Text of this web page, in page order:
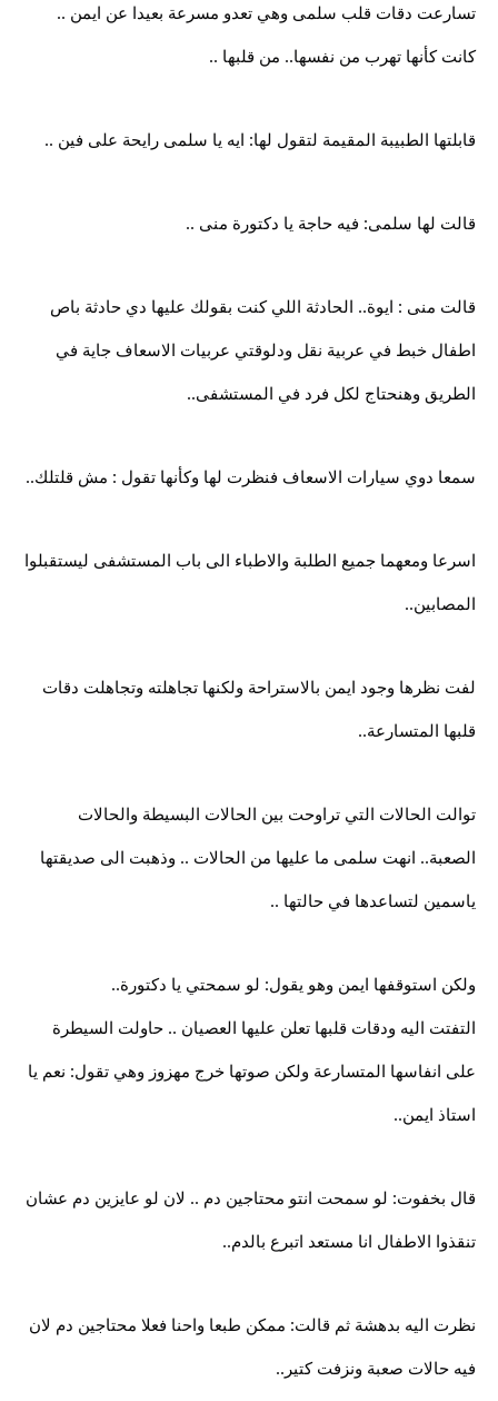
تسارعت دقات قلب سلمى وهي تعدو مسرعة بعيدا عن ايمن ..
كانت كأنها تهرب من نفسها.. من قلبها ..
قابلتها الطبيبة المقيمة لتقول لها: ايه يا سلمى رايحة على فين ..
قالت لها سلمى: فيه حاجة يا دكتورة منى ..
قالت منى : ايوة.. الحادثة اللي كنت بقولك عليها دي حادثة باص
اطفال خبط في عربية نقل ودلوقتي عربيات الاسعاف جاية في
الطريق وهنحتاج لكل فرد في المستشفى..
سمعا دوي سيارات الاسعاف فنظرت لها وكأنها تقول : مش قلتلك..
اسرعا ومعهما جميع الطلبة والاطباء الى باب المستشفى ليستقبلوا
المصابين..
لفت نظرها وجود ايمن بالاستراحة ولكنها تجاهلته وتجاهلت دقات
قلبها المتسارعة..
توالت الحالات التي تراوحت بين الحالات البسيطة والحالات
الصعبة.. انهت سلمى ما عليها من الحالات .. وذهبت الى صديقتها
ياسمين لتساعدها في حالتها ..
ولكن استوقفها ايمن وهو يقول: لو سمحتي يا دكتورة..
التفتت اليه ودقات قلبها تعلن عليها العصيان .. حاولت السيطرة
على انفاسها المتسارعة ولكن صوتها خرج مهزوز وهي تقول: نعم يا
استاذ ايمن..
قال بخفوت: لو سمحت انتو محتاجين دم .. لان لو عايزين دم عشان
تنقذوا الاطفال انا مستعد اتبرع بالدم..
نظرت اليه بدهشة ثم قالت: ممكن طبعا واحنا فعلا محتاجين دم لان
فيه حالات صعبة ونزفت كتير..